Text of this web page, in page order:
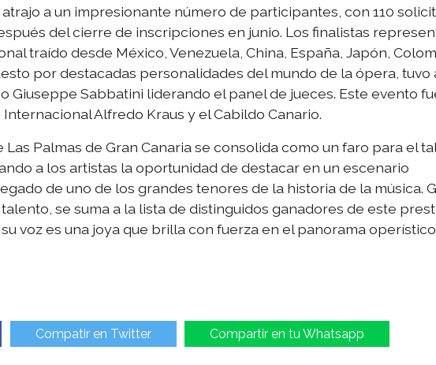
a un impresionante número de participantes, con 110
del cierre de inscripciones en junio. Los finalistas
traído desde México, Venezuela, China, España, Japón,
por destacadas personalidades del mundo de la ópera, tuvo
Giuseppe Sabbatini liderando el panel de jueces. Este evento
Alfredo Kraus y el Cabildo Canario.
Las Palmas de Gran Canaria se consolida como un faro para el
a los artistas la oportunidad de destacar en un escenario
de uno de los grandes tenores de la historia de la música.
se suma a la lista de distinguidos ganadores de este
voz es una joya que brilla con fuerza en el panorama
Compatir en Twitter Compartir en tu Whatsapp